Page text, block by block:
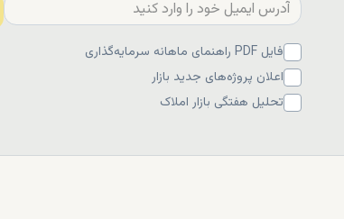
فایل PDF راهنمای ماهانه سرمایه‌گذاری
اعلان پروژه‌های جدید بازار
تحلیل هفتگی بازار املاک